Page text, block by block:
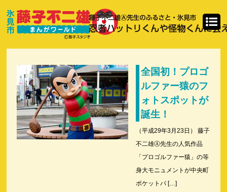
全国初！プロゴ
ルファー猿のフ
ォトスポットが
誕生！
（平成29年3月23日） 藤子
不二雄Ⓐ先生の人気作品
「プロゴルファー猿」の等
身大モニュメントが中央町
ポケットパ […]